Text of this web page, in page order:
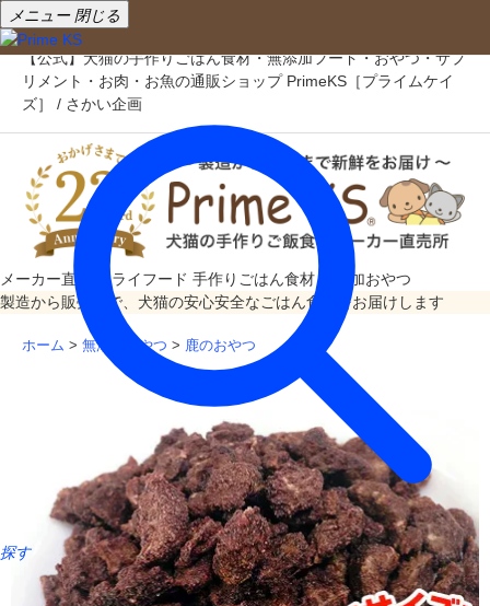
メニュー 閉じる
探す
【公式】犬猫の手作りごはん食材・無添加フード・おやつ・サプ
リメント・お肉・お魚の通販ショップ PrimeKS［プライムケイ
ズ］ / さかい企画
メーカー直売 ドライフード 手作りごはん食材
無添加おやつ
製造から販売まで、犬猫の安心安全なごはん食材をお届けします
ホーム > 無添加おやつ > 鹿のおやつ